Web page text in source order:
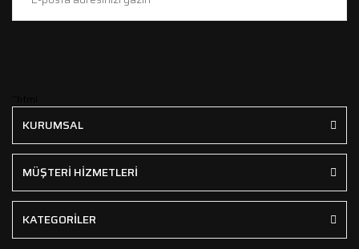
KURUMSAL
MÜŞTERİ HİZMETLERİ
KATEGORİLER